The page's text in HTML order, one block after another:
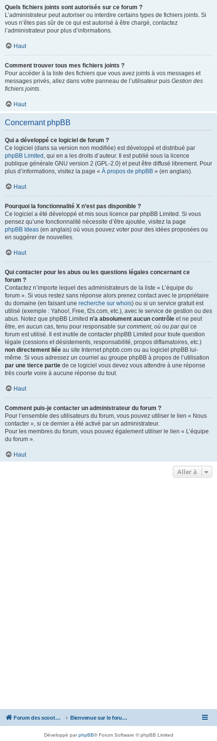
Quels fichiers joints sont autorisés sur ce forum ?
L’administrateur peut autoriser ou interdire certains types de fichiers joints. Si
vous n’êtes pas sûr de ce qui est autorisé à être chargé, contactez
l’administrateur pour plus d’informations.
Haut
Comment trouver tous mes fichiers joints ?
Pour accéder à la liste des fichiers que vous avez joints à vos messages et
messages privés, allez dans votre panneau de l’utilisateur puis Gestion des
fichiers joints.
Haut
Concernant phpBB
Qui a développé ce logiciel de forum ?
Ce logiciel (dans sa version non modifiée) est développé et distribué par
phpBB Limited , qui en a les droits d’auteur. Il est publié sous la licence
publique générale GNU version 2 (GPL-2.0) et peut être diffusé librement. Pour
plus d’informations, visitez la page « À propos de phpBB » (en anglais).
Haut
Pourquoi la fonctionnalité X n’est pas disponible ?
Ce logiciel a été développé et mis sous licence par phpBB Limited. Si vous
pensez qu’une fonctionnalité nécessite d’être ajoutée, visitez la page
phpBB Ideas (en anglais) où vous pouvez voter pour des idées proposées ou
en suggérer de nouvelles.
Haut
Qui contacter pour les abus ou les questions légales concernant ce
forum ?
Contactez n’importe lequel des administrateurs de la liste « L’équipe du
forum ». Si vous restez sans réponse alors prenez contact avec le propriétaire
du domaine (en faisant une recherche sur whois) ou si un service gratuit est
utilisé (exemple : Yahoo!, Free, f2s.com, etc.), avec le service de gestion ou des
abus. Notez que phpBB Limited n’a absolument aucun contrôle et ne peut
être, en aucun cas, tenu pour responsable sur comment, où ou par qui ce
forum est utilisé. Il est inutile de contacter phpBB Limited pour toute question
légale (cessions et désistements, responsabilité, propos diffamatoires, etc.)
non directement liée au site Internet phpbb.com ou au logiciel phpBB lui-
même. Si vous adressez un courriel au groupe phpBB à propos de l’utilisation
par une tierce partie de ce logiciel vous devez vous attendre à une réponse
très courte voire à aucune réponse du tout.
Haut
Comment puis-je contacter un administrateur du forum ?
Pour l’ensemble des utilisateurs du forum, vous pouvez utiliser le lien « Nous
contacter », si ce dernier a été activé par un administrateur.
Pour les membres du forum, vous pouvez également utiliser le lien « L’équipe
du forum ».
Haut
Aller à
Forum des scooters SYM - GTS -MAXSYM - CRUISYM - JOYMAX - Maxsym TL Bienvenue sur le forum des scooters de la gamme SYM
Développé parphpBB® Forum Software © phpBB Limited